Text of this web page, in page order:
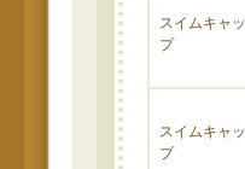
スイムキャッ
プ
スイムキャッ
プ